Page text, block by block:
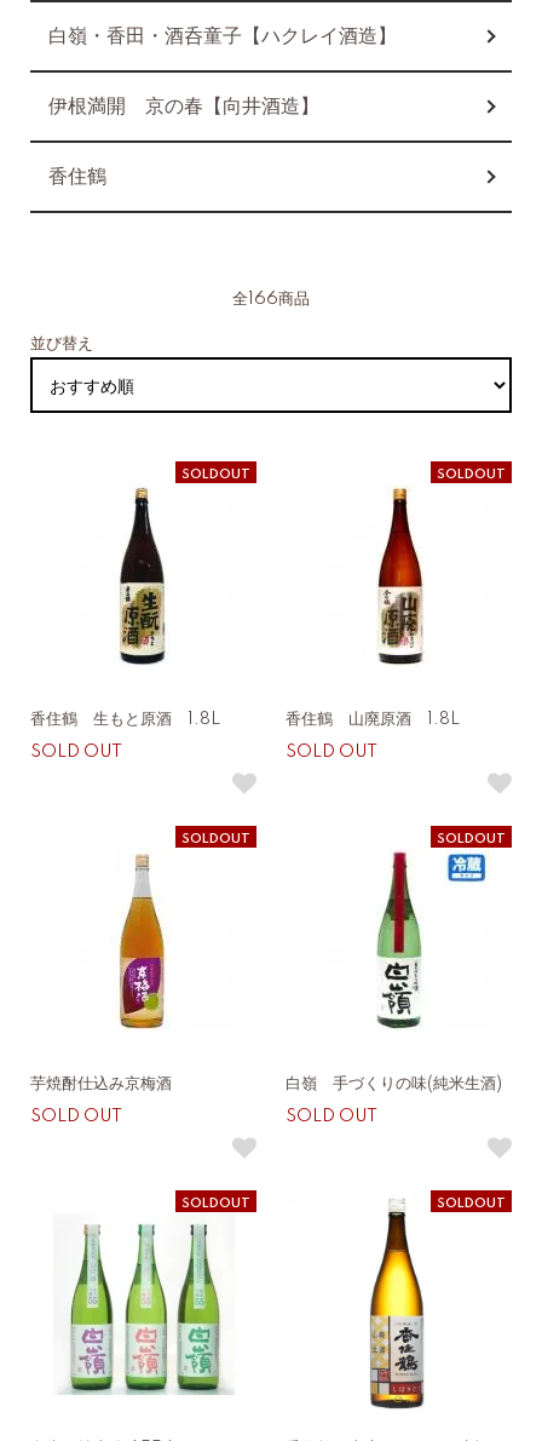
白嶺・香田・酒呑童子【ハクレイ酒造】
伊根満開 京の春【向井酒造】
香住鶴
全166商品
並び替え
SOLDOUT
香住鶴 生もと原酒 1.8L
SOLD OUT
SOLDOUT
香住鶴 山廃原酒 1.8L
SOLD OUT
SOLDOUT
芋焼酎仕込み京梅酒
SOLD OUT
SOLDOUT
白嶺 手づくりの味(純米生酒)
SOLD OUT
SOLDOUT SOLDOUT